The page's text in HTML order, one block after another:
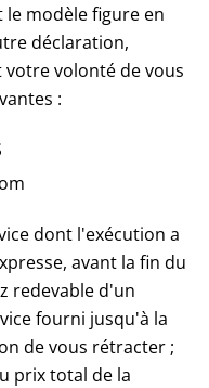
modèle figure en
déclaration,
volonté de vous
:
dont l'exécution a
avant la fin du
redevable d'un
fourni jusqu'à la
de vous rétracter ;
prix total de la